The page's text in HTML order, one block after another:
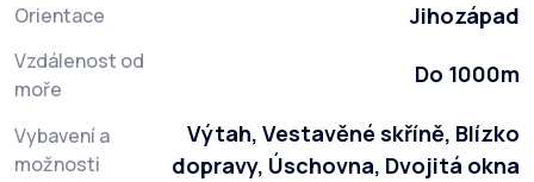
Orientace Jihozápad
Vzdálenost od
moře
Do 1000m
Vybavení a
možnosti
Výtah, Vestavěné skříně, Blízko
dopravy, Úschovna, Dvojitá okna